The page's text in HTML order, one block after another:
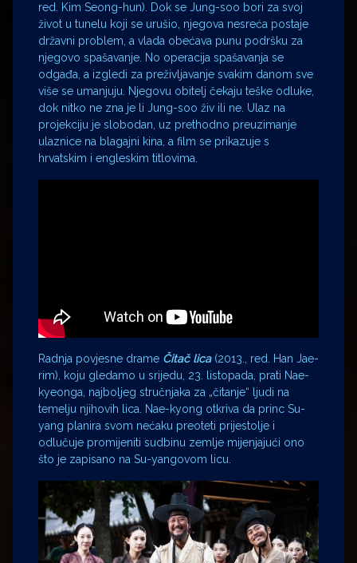
red. Kim Seong-hun). Dok se Jung-soo bori za svoj
život u tunelu koji se urušio, njegova nesreća postaje
državni problem, a vlada obećava punu podršku za
njegovo spašavanje. No operacija spašavanja se
odgađa, a izgledi za preživljavanje svakim danom sve
više se umanjuju. Njegovu obitelj čekaju teške odluke,
dok nitko ne zna je li Jung-soo živ ili ne. Ulaz na
projekciju je slobodan, uz prethodno preuzimanje
ulaznice na blagajni kina, a film se prikazuje s
hrvatskim i engleskim titlovima.
Radnja povjesne drame Čitač lica(2013., red. Han Jae-
rim), koju gledamo u srijedu, 23. listopada, prati Nae-
kyeonga, najboljeg stručnjaka za „čitanje“ ljudi na
temelju njihovih lica. Nae-kyong otkriva da princ Su-
yang planira svom nećaku preoteti prijestolje i
odlučuje promijeniti sudbinu zemlje mijenjajući ono
što je zapisano na Su-yangovom licu.